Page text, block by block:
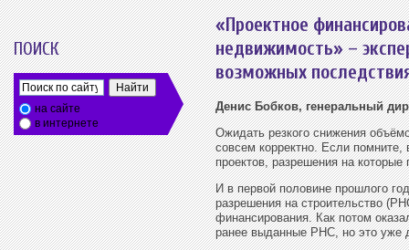
ПОИСК
на сайте
в интернете
«Проектное
недвижимость» –
возможных
Денис Бобков, генеральный
Ожидать резкого снижения
совсем корректно. Если помните,
проектов, разрешения на
И в первой половине прошлого
разрешения на строительство
финансирования. Как потом
ранее выданные РНС, но это уже